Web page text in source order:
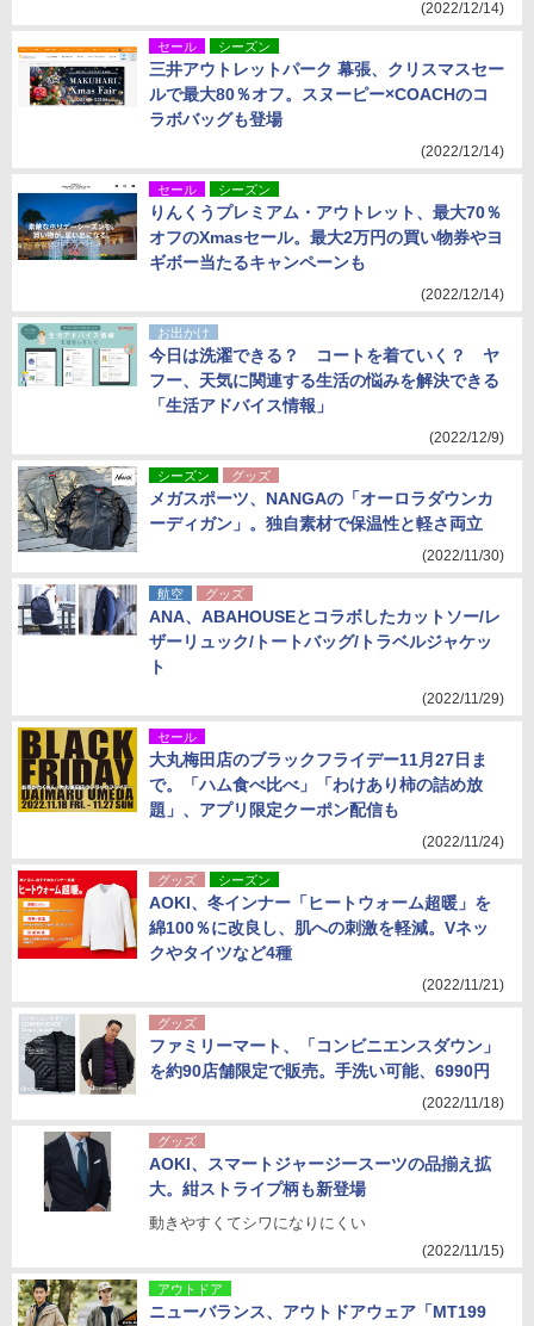
(2022/12/14)
セール シーズン
三井アウトレットパーク 幕張、クリスマスセー
ルで最大80％オフ。スヌーピー×COACHのコ
ラボバッグも登場
(2022/12/14)
セール シーズン
りんくうプレミアム・アウトレット、最大70％
オフのXmasセール。最大2万円の買い物券やヨ
ギボー当たるキャンペーンも
(2022/12/14)
お出かけ
今日は洗濯できる？ コートを着ていく？ ヤ
フー、天気に関連する生活の悩みを解決できる
「生活アドバイス情報」
(2022/12/9)
シーズン グッズ
メガスポーツ、NANGAの「オーロラダウンカ
ーディガン」。独自素材で保温性と軽さ両立
(2022/11/30)
航空 グッズ
ANA、ABAHOUSEとコラボしたカットソー/レ
ザーリュック/トートバッグ/トラベルジャケッ
ト
(2022/11/29)
セール
大丸梅田店のブラックフライデー11月27日ま
で。「ハム食べ比べ」「わけあり柿の詰め放
題」、アプリ限定クーポン配信も
(2022/11/24)
グッズ シーズン
AOKI、冬インナー「ヒートウォーム超暖」を
綿100％に改良し、肌への刺激を軽減。Vネッ
クやタイツなど4種
(2022/11/21)
グッズ
ファミリーマート、「コンビニエンスダウン」
を約90店舗限定で販売。手洗い可能、6990円
(2022/11/18)
グッズ
AOKI、スマートジャージースーツの品揃え拡
大。紺ストライプ柄も新登場
動きやすくてシワになりにくい
(2022/11/15)
アウトドア
ニューバランス、アウトドアウェア「MT199